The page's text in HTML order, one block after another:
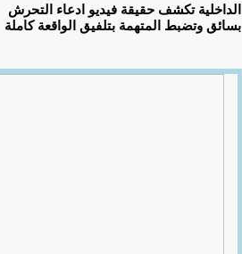
الداخلية تكشف حقيقة فيديو ادعاء التحرش
بسائق وتضبط المتهمة بتلفيق الواقعة كاملة